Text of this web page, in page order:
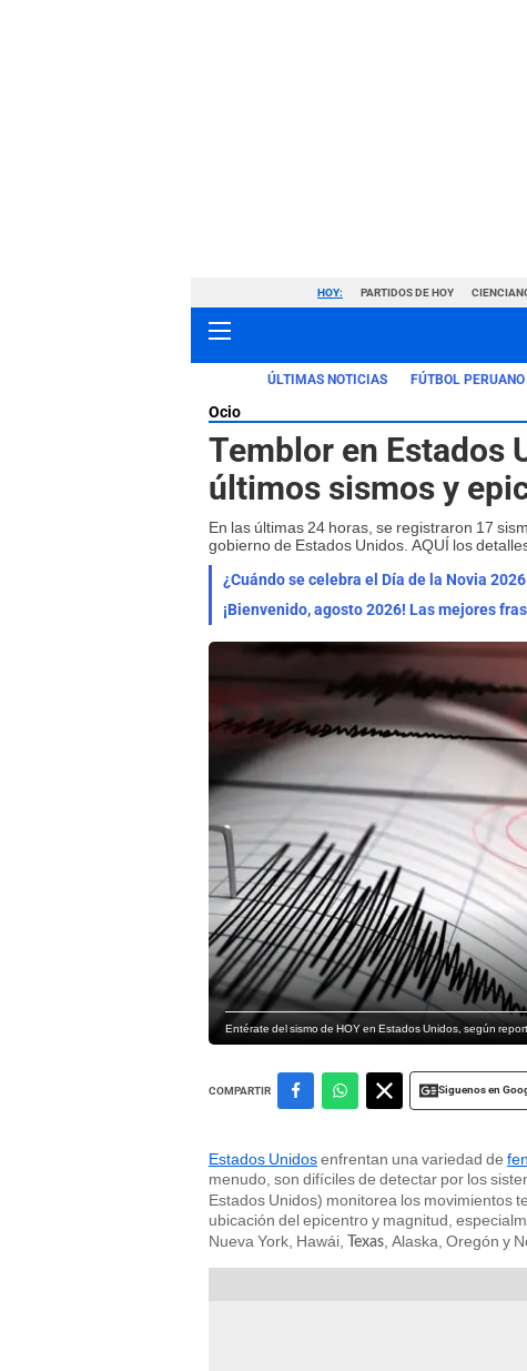
HOY: PARTIDOS DE HOY
ÚLTIMAS NOTICIAS FÚTBOL PERUANO
Ocio
Temblor en Estados
últimos sismos y
En las últimas 24 horas, se registraron 17
gobierno de Estados Unidos. AQUÍ los
¿Cuándo se celebra el Día de la Novia
Entérate del sismo de HOY en Estados Unidos, según
COMPARTIR Siguenos en
Estados Unidosenfrentan una variedad de
menudo, son difíciles de detectar por los
Estados Unidos) monitorea los movimientos
ubicación del epicentro y magnitud,
Nueva York, Hawái, Texas , Alaska, Oregón y